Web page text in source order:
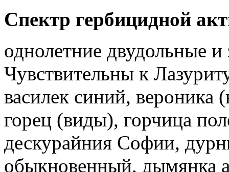
Спектр гербицидной
однолетние двудольные и
Чувствительны к
василек синий, вероника
горец (виды), горчица
дескурайния Софии,
обыкновенный, дымянка